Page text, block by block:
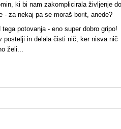
ki bi nam zakomplicirala življenje do
- za nekaj pa se moraš borit, anede?
potovanja - eno super dobro gripo!
postelji in delala čisti nič, ker nisva nič
želi...